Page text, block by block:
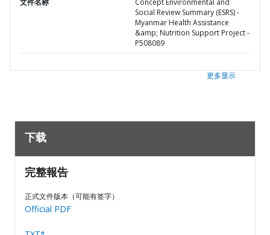
文件名称
Concept Environmental and
Social Review Summary (ESRS) -
Myanmar Health Assistance
&amp; Nutrition Support Project -
P508089
更多显示
下载
完整報告
正式文件版本（可能有签字）
Official PDF